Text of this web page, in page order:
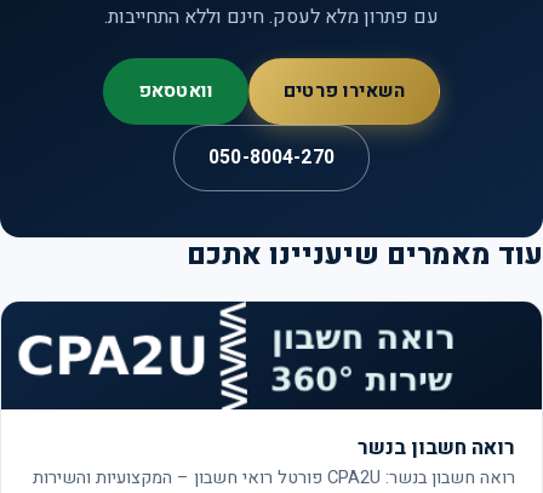
עם פתרון מלא לעסק. חינם וללא התחייבות.
השאירו פרטים וואטסאפ
050-8004-270
מאמרים שיעניינו אתכם
רואה חשבון בנשר
רואה חשבון בנשר: CPA2U פורטל רואי חשבון – המקצועיות והשירות